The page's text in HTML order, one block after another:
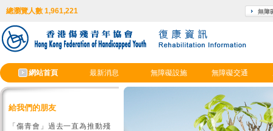
總瀏覽人數 1,961,221
網站首頁 最新消息 無障礙設施 無障礙交通
給我們的朋友
「傷青會」過去一直為推動殘